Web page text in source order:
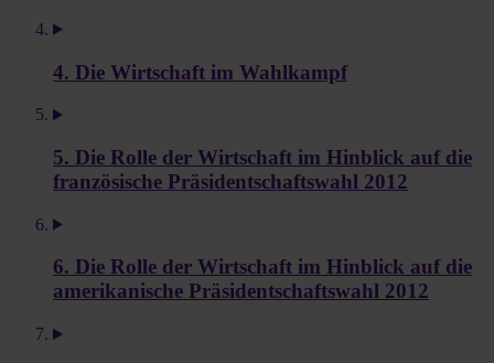
4. Die Wirtschaft im Wahlkampf
5. Die Rolle der Wirtschaft im Hinblick auf die
französische Präsidentschaftswahl 2012
6. Die Rolle der Wirtschaft im Hinblick auf die
amerikanische Präsidentschaftswahl 2012